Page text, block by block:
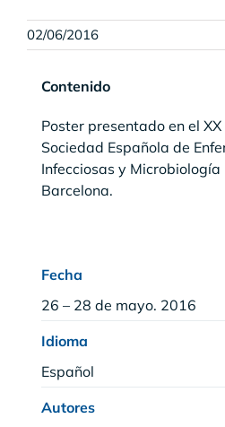
02/06/2016
Contenido
Poster presentado en el
Sociedad Española de
Infecciosas y Microbiología
Barcelona.
Fecha
26 – 28 de mayo. 2016
Idioma
Español
Autores